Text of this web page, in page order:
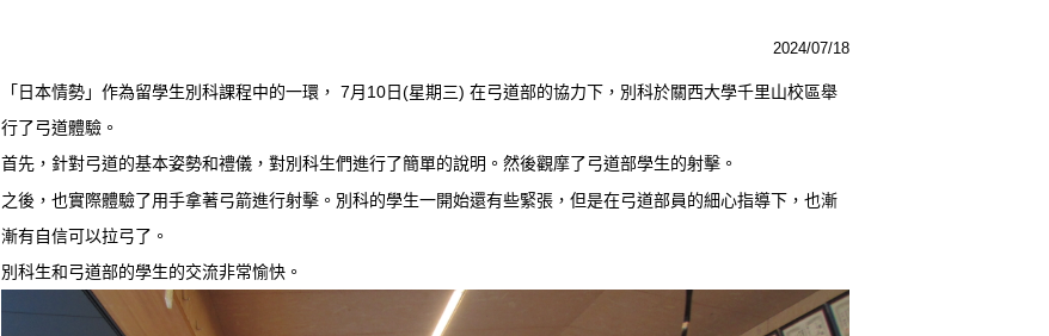
2024/07/18
「日本情勢」作為留學生別科課程中的一環， 7月10日(星期三) 在弓道部的協力下，別科於關西大學千里山校區舉
行了弓道體驗。
首先，針對弓道的基本姿勢和禮儀，對別科生們進行了簡單的說明。然後觀摩了弓道部學生的射擊。
之後，也實際體驗了用手拿著弓箭進行射擊。別科的學生一開始還有些緊張，但是在弓道部員的細心指導下，也漸
漸有自信可以拉弓了。
別科生和弓道部的學生的交流非常愉快。